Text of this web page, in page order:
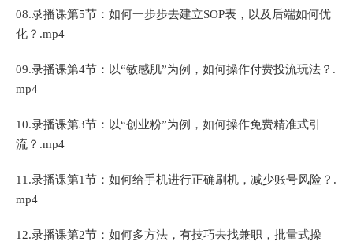
08.录播课第5节：如何一步步去建立SOP表，以及后端如何优
化？.mp4
09.录播课第4节：以“敏感肌”为例，如何操作付费投流玩法？.
mp4
10.录播课第3节：以“创业粉”为例，如何操作免费精准式引
流？.mp4
11.录播课第1节：如何给手机进行正确刷机，减少账号风险？.
mp4
12.录播课第2节：如何多方法，有技巧去找兼职，批量式操